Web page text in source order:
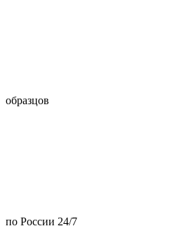
образцов
по России 24/7